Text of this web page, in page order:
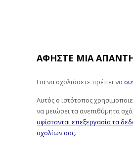
ΑΦΉΣΤΕ ΜΙΑ
Για να σχολιάσετε πρέπει να
Αυτός ο ιστότοπος
να μειώσει τα ανεπιθύμητα
υφίστανται επεξεργασία τα
σχολίων σας.